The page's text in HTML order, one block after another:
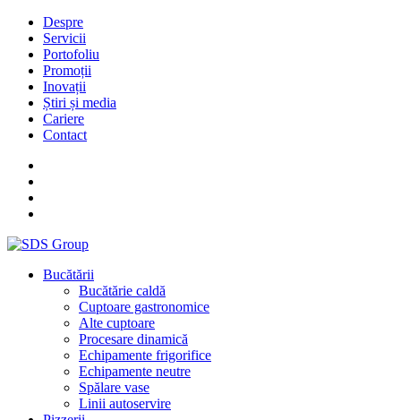
Despre
Servicii
Portofoliu
Promoții
Inovații
Știri și media
Cariere
Contact
Bucătării
Bucătărie caldă
Cuptoare gastronomice
Alte cuptoare
Procesare dinamică
Echipamente frigorifice
Echipamente neutre
Spălare vase
Linii autoservire